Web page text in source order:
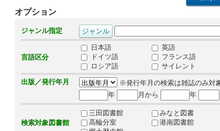
オプション
ジャンル指定
言語区分
日本語
英語
ドイツ語
フランス語
ロシア語
サイレント
出版／発行年月
※発行年月の検索は雑誌のみ対
年
月から 年
検索対象図書館
三田図書館
みなと図書
高輪分室
港南図書館